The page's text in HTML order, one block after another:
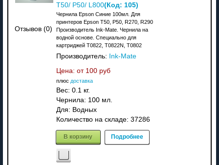
Отзывов (0)
T50/ P50/ L800(Код: 105)
Чернила Epson Синие 100мл. Для
принтеров Epson T50, P50, R270, R290
Производитель Ink-Mate. Чернила на
водной основе. Специально для
картриджей T0822, T0822N, T0802
Производитель: Ink-Mate
Цена: от 100 руб
плюс доставка
Вес: 0.1 кг.
Чернила: 100 мл.
Для: Водных
Количество на складе: 37286
В корзину Подробнее